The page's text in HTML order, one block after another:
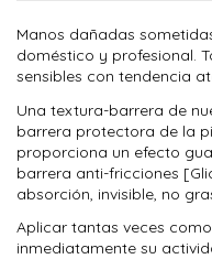
Manos dañadas
doméstico y profesional.
sensibles con tendencia
Una textura-barrera de
barrera protectora de la
proporciona un efecto
barrera anti-fricciones
absorción, invisible, no
Aplicar tantas veces
inmediatamente su